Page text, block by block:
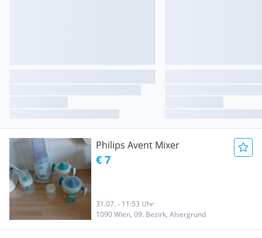
Philips Avent Mixer
€ 7
31.07. - 11:53 Uhr
1090 Wien, 09. Bezirk, Alsergrund